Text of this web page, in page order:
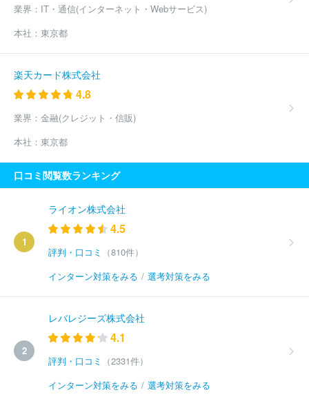
業界： IT・通信(インターネット・Webサービス)
本社： 東京都
楽天カード株式会社
4.8
業界： 金融(クレジット・信販)
本社： 東京都
口コミ閲覧数ランキング
1
ライオン株式会社
4.5
評判・口コミ
（810件）
インターン対策をみる / 選考対策をみる
2
レバレジーズ株式会社
4.1
評判・口コミ
（2331件）
インターン対策をみる / 選考対策をみる